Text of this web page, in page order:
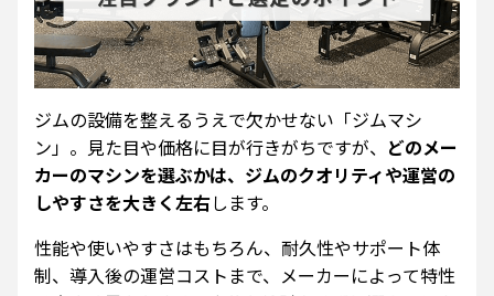
ジムの設備を整えるうえで欠かせない「ジムマシ
ン」。見た目や価格に目が行きがちですが、 どのメー
カーのマシンを選ぶかは、ジムのクオリティや運営の
しやすさを大きく左右します。
性能や使いやすさはもちろん、耐久性やサポート体
制、導入後の運営コストまで、メーカーによって特性